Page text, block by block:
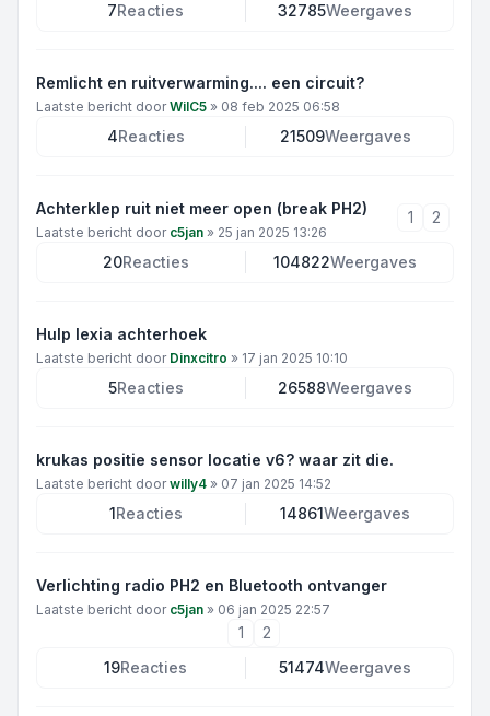
7Reacties 32785Weergaves
Remlicht en ruitverwarming.... een circuit?
Laatste bericht doorWilC5 » 08 feb 2025 06:58
4Reacties 21509Weergaves
Achterklep ruit niet meer open (break PH2)
Laatste bericht door c5jan » 25 jan 2025 13:26
1 2
20Reacties 104822Weergaves
Hulp lexia achterhoek
Laatste bericht door Dinxcitro » 17 jan 2025 10:10
5Reacties 26588Weergaves
krukas positie sensor locatie v6? waar zit die.
Laatste bericht doorwilly4 » 07 jan 2025 14:52
1Reacties 14861Weergaves
Verlichting radio PH2 en Bluetooth ontvanger
Laatste bericht door c5jan » 06 jan 2025 22:57
1
2
19Reacties 51474Weergaves